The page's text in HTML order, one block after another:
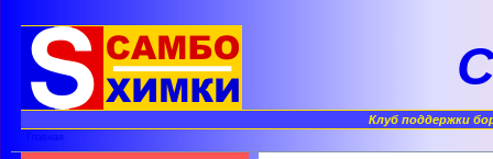
Клуб поддержки
Главная